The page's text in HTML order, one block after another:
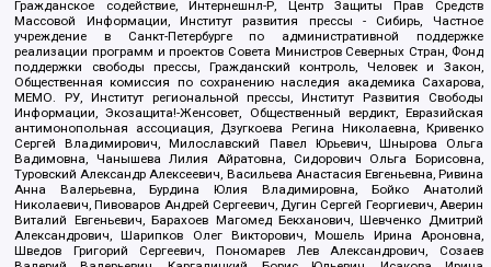
Гражданское содействие, Интернешнл-Р, Центр Защиты Прав Средств
Массовой Информации, Институт развития прессы - Сибирь, Частное
учреждение в Санкт-Петербурге по административной поддержке
реализации программ и проектов Совета Министров Северных Стран, Фонд
поддержки свободы прессы, Гражданский контроль, Человек и Закон,
Общественная комиссия по сохранению наследия академика Сахарова,
МЕМО. РУ, Институт региональной прессы, Институт Развития Свободы
Информации, Экозащита!-Женсовет, Общественный вердикт, Евразийская
антимонопольная ассоциация, Дзугкоева Регина Николаевна, Кривенко
Сергей Владимирович, Милославский Павел Юрьевич, Шнырова Ольга
Вадимовна, Чанышева Лилия Айратовна, Сидорович Ольга Борисовна,
Туровский Александр Алексеевич, Васильева Анастасия Евгеньевна, Ривина
Анна Валерьевна, Бурдина Юлия Владимировна, Бойко Анатолий
Николаевич, Пивоваров Андрей Сергеевич, Дугин Сергей Георгиевич, Аверин
Виталий Евгеньевич, Барахоев Магомед Бекханович, Шевченко Дмитрий
Александрович, Шарипков Олег Викторович, Мошель Ирина Ароновна,
Шведов Григорий Сергеевич, Пономарев Лев Александрович, Созаев